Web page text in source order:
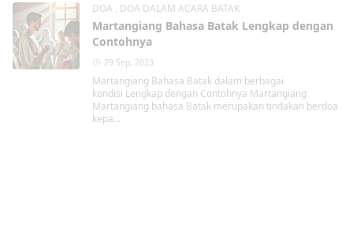
DOA , DOA DALAM ACARA BATAK
Martangiang Bahasa Batak Lengkap dengan
Contohnya
29 Sep, 2023
Martangiang Bahasa Batak dalam berbagai
kondisi Lengkap dengan Contohnya Martangiang
Martangiang bahasa Batak merupakan tindakan berdoa
kepa...